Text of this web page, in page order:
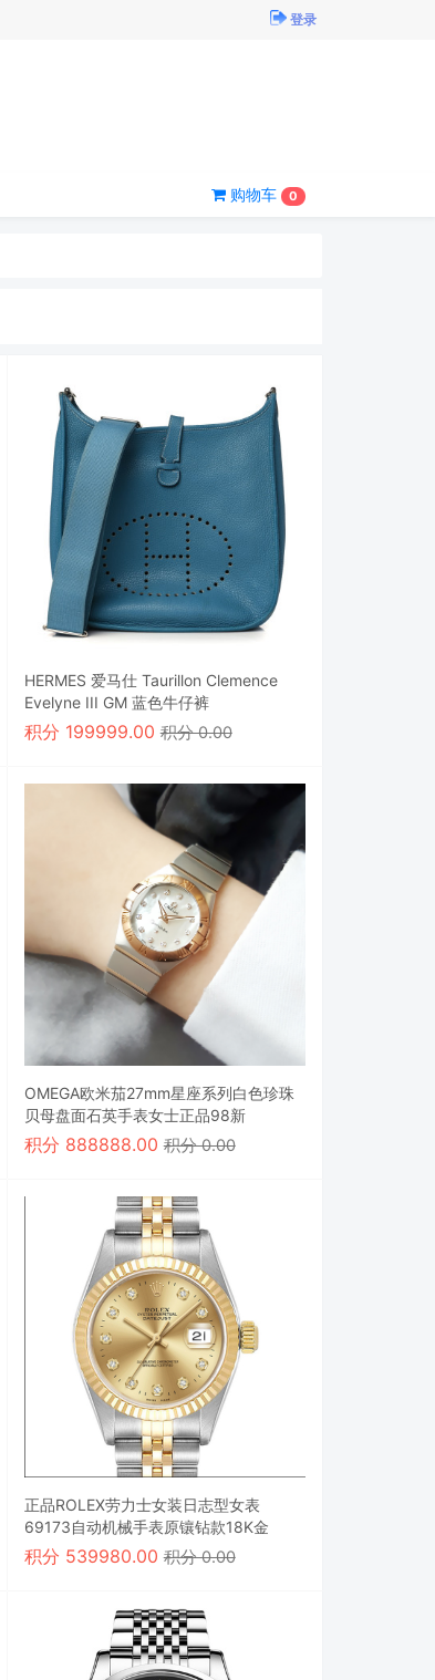
登录
购物车 0
HERMES 爱马仕 Taurillon Clemence
Evelyne III GM 蓝色牛仔裤
积分 199999.00积分 0.00
OMEGA欧米茄27mm星座系列白色珍珠
贝母盘面石英手表女士正品98新
积分 888888.00积分 0.00
正品ROLEX劳力士女装日志型女表
69173自动机械手表原镶钻款18K金
积分 539980.00积分 0.00